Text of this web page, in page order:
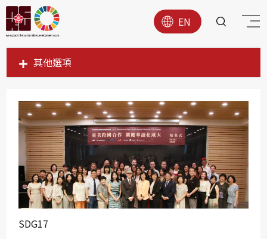
EN
其他選項
SDG1
SDG3
SDG4
SDG5
SDG6
SDG7
SDG17